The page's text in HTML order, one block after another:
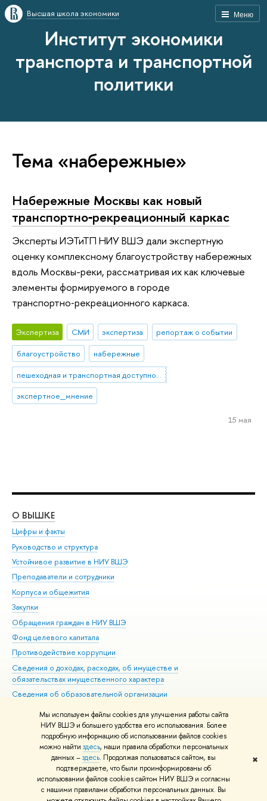
Мы используем файлы cookies для улучшения работы сайта
НИУ ВШЭ и большего удобства его использования. Более
подробную информацию об использовании файлов cookies
можно найти здесь, наши правила обработки персональных
данных –здесь. Продолжая пользоваться сайтом, вы
подтверждаете, что были проинформированы об
использовании файлов cookies сайтом НИУ ВШЭ и согласны
с нашими правилами обработки персональных данных. Вы
✖
Меню
Высшая школа экономики
Институт экономики
транспорта и транспортной
политики
Тема «набережные»
Набережные Москвы как новый
транспортно‑рекреационный каркас
Эксперты ИЭТиТП НИУ ВШЭ дали экспертную
оценку комплексному благоустройству набережных
вдоль Москвы-реки, рассматривая их как ключевые
элементы формируемого в городе
транспортно‑рекреационного каркаса.
Экспертиза СМИ экспертиза
репортаж о событии
благоустройство
набережные
экспертное_мнение
15 мая
О ВЫШКЕ
Цифры и факты
Руководство и структура
Устойчивое развитие в НИУ ВШЭ
Преподаватели и сотрудники
Корпуса и общежития
Закупки
Обращения граждан в НИУ ВШЭ
Фонд целевого капитала
Противодействие коррупции
Сведения о доходах, расходах, об имуществе и
обязательствах имущественного характера
Сведения об образовательной организации
Людям с ограниченными возможностями здоровья
Единая платежная страница
Работа в Вышке
© НИУ ВШЭ 1993–2026 Адреса и контакты Условия использования
материалов Политика конфиденциальности Карта сайта